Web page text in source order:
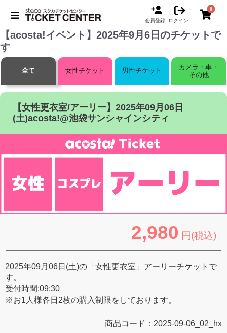
会員登録 ログイン
0
【acosta!イベント】2025年9月6日のチケットで
す
全て 女性チケット 男性チケット
カメラ・車・
その他
【女性更衣室/アーリー】2025年09月06日
(土)acosta!@池袋サンシャインシティ
2,980 円(税込)
2025年09月06日(土)の「女性更衣室」アーリーチケットで
す。
受付時間:09:30
※お1人様各日2枚の購入制限をしております。
商品コード： 2025-09-06_02_hx